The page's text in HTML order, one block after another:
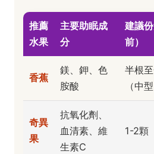
推薦
水果
主要助眠成
分
建議
前）
香蕉
鎂、鉀、色
胺酸
半根
（中型
奇異
果
抗氧化劑、
血清素、維
生素C
1-2顆